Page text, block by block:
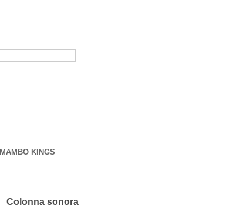
MAMBO KINGS
Colonna sonora